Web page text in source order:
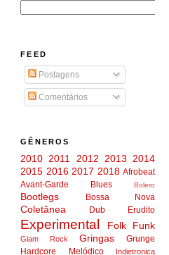
FEED
Postagens
Comentários
GÊNEROS
2010 2011 2012 2013 2014
2015 2016 2017 2018 Afrobeat
Avant-Garde
Blues Bolero
Bootlegs Bossa Nova
Coletânea Dub Erudito
Experimental Folk Funk
Glam Rock Gringas
Grunge
Hardcore Melódico
Indietronica